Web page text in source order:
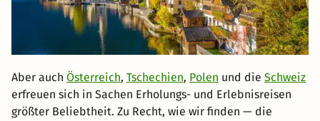
Aber auch Österreich, Tschechien, Polen und die Schweiz
erfreuen sich in Sachen Erholungs- und Erlebnisreisen
größter Beliebtheit. Zu Recht, wie wir finden — die